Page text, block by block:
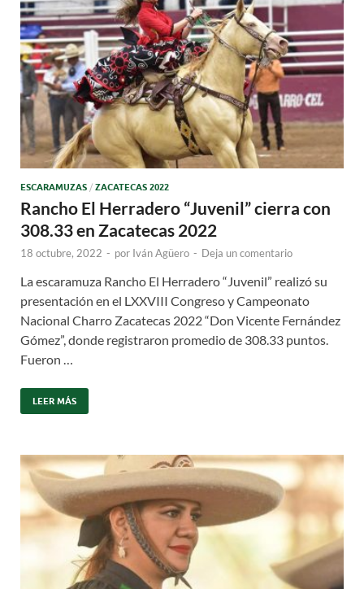
ESCARAMUZAS / ZACATECAS 2022
Rancho El Herradero “Juvenil” cierra con
308.33 en Zacatecas 2022
18 octubre, 2022 - por Iván Agüero - Deja un comentario
La escaramuza Rancho El Herradero “Juvenil” realizó su
presentación en el LXXVIII Congreso y Campeonato
Nacional Charro Zacatecas 2022 “Don Vicente Fernández
Gómez”, donde registraron promedio de 308.33 puntos.
Fueron …
LEER MÁS